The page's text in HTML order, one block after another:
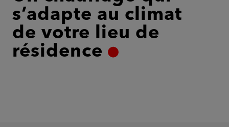
s’adapte au climat
de votre lieu de
résidence